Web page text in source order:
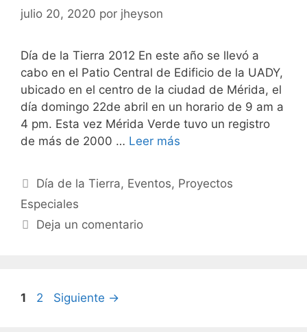
julio 20, 2020 por jheyson
Día de la Tierra 2012 En este año se llevó a
cabo en el Patio Central de Edificio de la UADY,
ubicado en el centro de la ciudad de Mérida, el
día domingo 22de abril en un horario de 9 am a
4 pm. Esta vez Mérida Verde tuvo un registro
de más de 2000 … Leer más
Día de la Tierra, Eventos, Proyectos
Especiales
Deja un comentario
1 2 Siguiente →